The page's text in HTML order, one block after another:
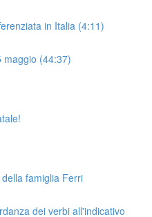
in Italia (4:11)
maggio (44:37)
famiglia Ferri
dei verbi all'indicativo